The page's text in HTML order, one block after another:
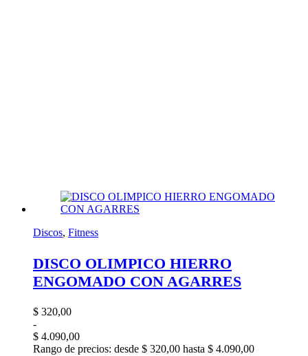
Discos, Fitness
DISCO OLIMPICO HIERRO
ENGOMADO CON AGARRES
$ 320,00
-
$ 4.090,00
Rango de precios: desde $ 320,00 hasta $ 4.090,00